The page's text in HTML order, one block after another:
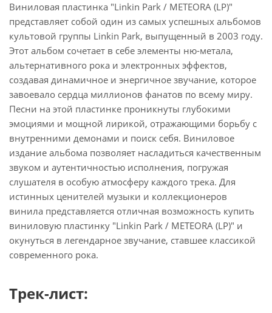
Виниловая пластинка "Linkin Park / METEORA (LP)"
представляет собой один из самых успешных альбомов
культовой группы Linkin Park, выпущенный в 2003 году.
Этот альбом сочетает в себе элементы ню-метала,
альтернативного рока и электронных эффектов,
создавая динамичное и энергичное звучание, которое
завоевало сердца миллионов фанатов по всему миру.
Песни на этой пластинке проникнуты глубокими
эмоциями и мощной лирикой, отражающими борьбу с
внутренними демонами и поиск себя. Виниловое
издание альбома позволяет насладиться качественным
звуком и аутентичностью исполнения, погружая
слушателя в особую атмосферу каждого трека. Для
истинных ценителей музыки и коллекционеров
винила представляется отличная возможность купить
виниловую пластинку "Linkin Park / METEORA (LP)" и
окунуться в легендарное звучание, ставшее классикой
современного рока.
Трек-лист: